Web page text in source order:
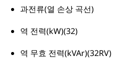
과전류(열 손상 곡선)
역 전력(kW)(32)
역 무효 전력(kVAr)(32RV)